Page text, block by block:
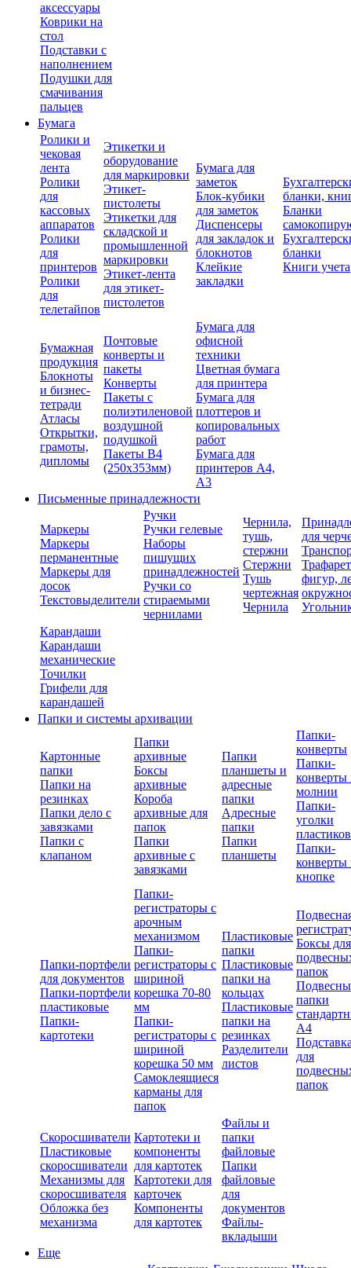
аксессуары
Коврики на
стол
Подставки с
наполнением
Подушки для
смачивания
пальцев
Бумага
Ролики и
чековая
лента
Ролики
для
кассовых
аппаратов
Ролики
для
принтеров
Ролики
для
телетайпов
Этикетки и
оборудование
для маркировки
Этикет-
пистолеты
Этикетки для
складской и
промышленной
маркировки
Этикет-лента
для этикет-
пистолетов
Бумага для
заметок
Блок-кубики
для заметок
Диспенсеры
для закладок и
блокнотов
Клейкие
закладки
бланки,
Бланки
бланки
Книги учета
Бумажная
продукция
Блокноты
и бизнес-
тетради
Атласы
Открытки,
грамоты,
дипломы
Почтовые
конверты и
пакеты
Конверты
Пакеты с
полиэтиленовой
воздушной
подушкой
Пакеты В4
(250х353мм)
Бумага для
офисной
техники
Цветная бумага
для принтера
Бумага для
плоттеров и
копировальных
работ
Бумага для
принтеров А4,
А3
Письменные принадлежности
Маркеры
Маркеры
перманентные
Маркеры для
досок
Текстовыделители
Ручки
Ручки гелевые
Наборы
пишущих
принадлежностей
Ручки со
стираемыми
чернилами
Чернила,
тушь,
стержни
Стержни
Тушь
чертежная
Чернила
для
фигур,
Карандаши
Карандаши
механические
Точилки
Грифели для
карандашей
Папки и системы архивации
Картонные
папки
Папки на
резинках
Папки дело с
завязками
Папки с
клапаном
Папки
архивные
Боксы
архивные
Короба
архивные для
папок
Папки
архивные с
завязками
Папки
планшеты и
адресные
папки
Адресные
папки
Папки
планшеты
Папки-
конверты
Папки-
конверты
молнии
Папки-
уголки
Папки-
конверты
кнопке
Папки-портфели
для документов
Папки-портфели
пластиковые
Папки-
картотеки
Папки-
регистраторы с
арочным
механизмом
Папки-
регистраторы с
шириной
корешка 70-80
мм
Папки-
регистраторы с
шириной
корешка 50 мм
Самоклеящиеся
карманы для
папок
Пластиковые
папки
Пластиковые
папки на
кольцах
Пластиковые
папки на
резинках
Разделители
листов
Боксы для
папок
папки
А4
для
папок
Скоросшиватели
Пластиковые
скоросшиватели
Механизмы для
скоросшивателя
Обложка без
механизма
Картотеки и
компоненты
для картотек
Картотеки для
карточек
Компоненты
для картотек
Файлы и
папки
файловые
Папки
файловые
для
документов
Файлы-
вкладыши
Еще